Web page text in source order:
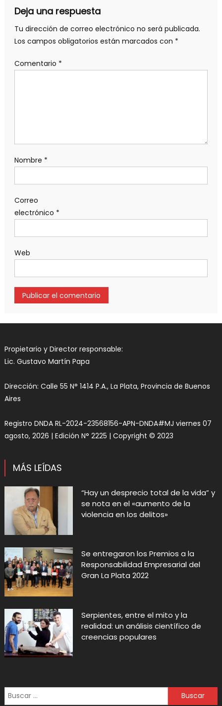
Deja una respuesta
Tu dirección de correo electrónico no será publicada.
Los campos obligatorios están marcados con *
Comentario *
Nombre *
Correo
electrónico *
Web
Propietario y Director responsable:
Lic. Gustavo Martín Papa
Dirección: Calle 55 N° 1414 P.A., La Plata, Provincia de Buenos
Aires
Registro DNDA RL-2024-23568156-APN-DNDA#MJ viernes 07
agosto, 2026 | Edición N° 2225 | Copyright © 2023
MÁS LEÍDAS
“Hay un desprecio total de la vida” y
se nota en el «aumento de la
violencia en los delitos»
Se entregaron los Premios a la
Responsabilidad Empresarial del
Gran La Plata 2022
Serpientes, entre el mito y la
realidad: un análisis científico de
creencias populares